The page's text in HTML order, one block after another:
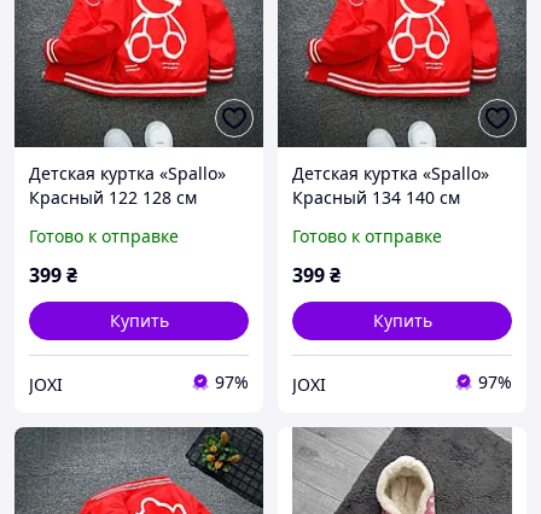
Детская куртка «Spallo»
Красный 122 128 см
Готово к отправке
399₴
Купить
JOXI 97%
Детская куртка «Spallo»
Красный 134 140 см
Готово к отправке
399₴
Купить
JOXI 97%